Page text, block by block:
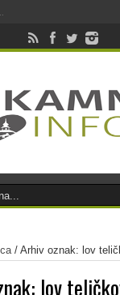
/ Arhiv oznak: lov
lov